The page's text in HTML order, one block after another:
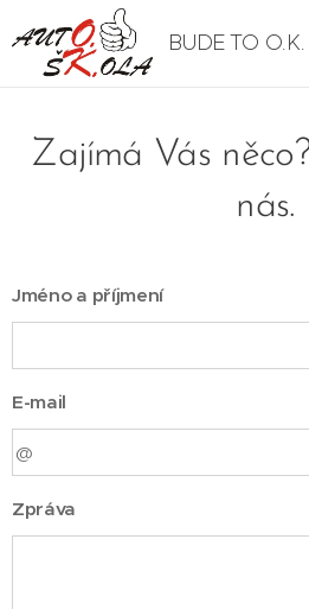
BUDE TO O.K.
Zajímá Vás
nás.
Jméno a příjmení
E-mail
Zpráva